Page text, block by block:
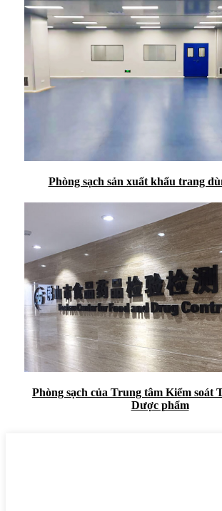
Phòng sạch sản xuất khẩu trang
Phòng sạch của Trung tâm Kiểm soát
Dược phẩm